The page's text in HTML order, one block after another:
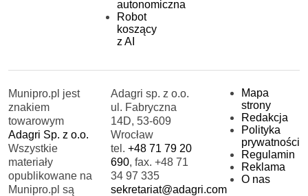
autonomiczna
Robot
koszący
z AI
Munipro.pl jest
znakiem
towarowym
Adagri Sp. z o.o.
Wszystkie
materiały
opublikowane na
Munipro.pl są
Adagri sp. z o.o.
ul. Fabryczna
14D, 53-609
Wrocław
tel.+48 71 79 20
690, fax. +48 71
34 97 335
sekretariat@adagri.com
Mapa
strony
Redakcja
Polityka
prywatności
Regulamin
Reklama
O nas